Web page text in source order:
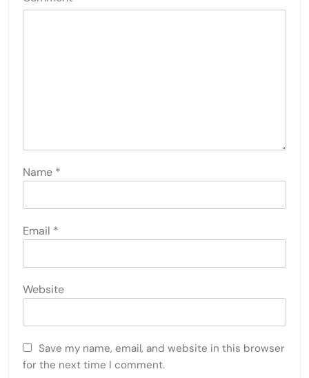
Name *
Email *
Website
Save my name, email, and website in this browser
for the next time I comment.